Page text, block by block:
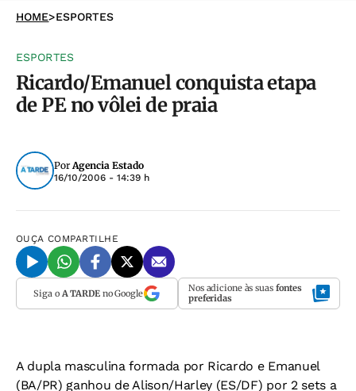
HOME>ESPORTES
ESPORTES
Ricardo/Emanuel conquista etapa
de PE no vôlei de praia
PorAgencia Estado
16/10/2006 - 14:39 h
OUÇA COMPARTILHE
Siga o A TARDEno Google Nos adicione às suas fontes
preferidas
A dupla masculina formada por Ricardo e Emanuel
(BA/PR) ganhou de Alison/Harley (ES/DF) por 2 sets a